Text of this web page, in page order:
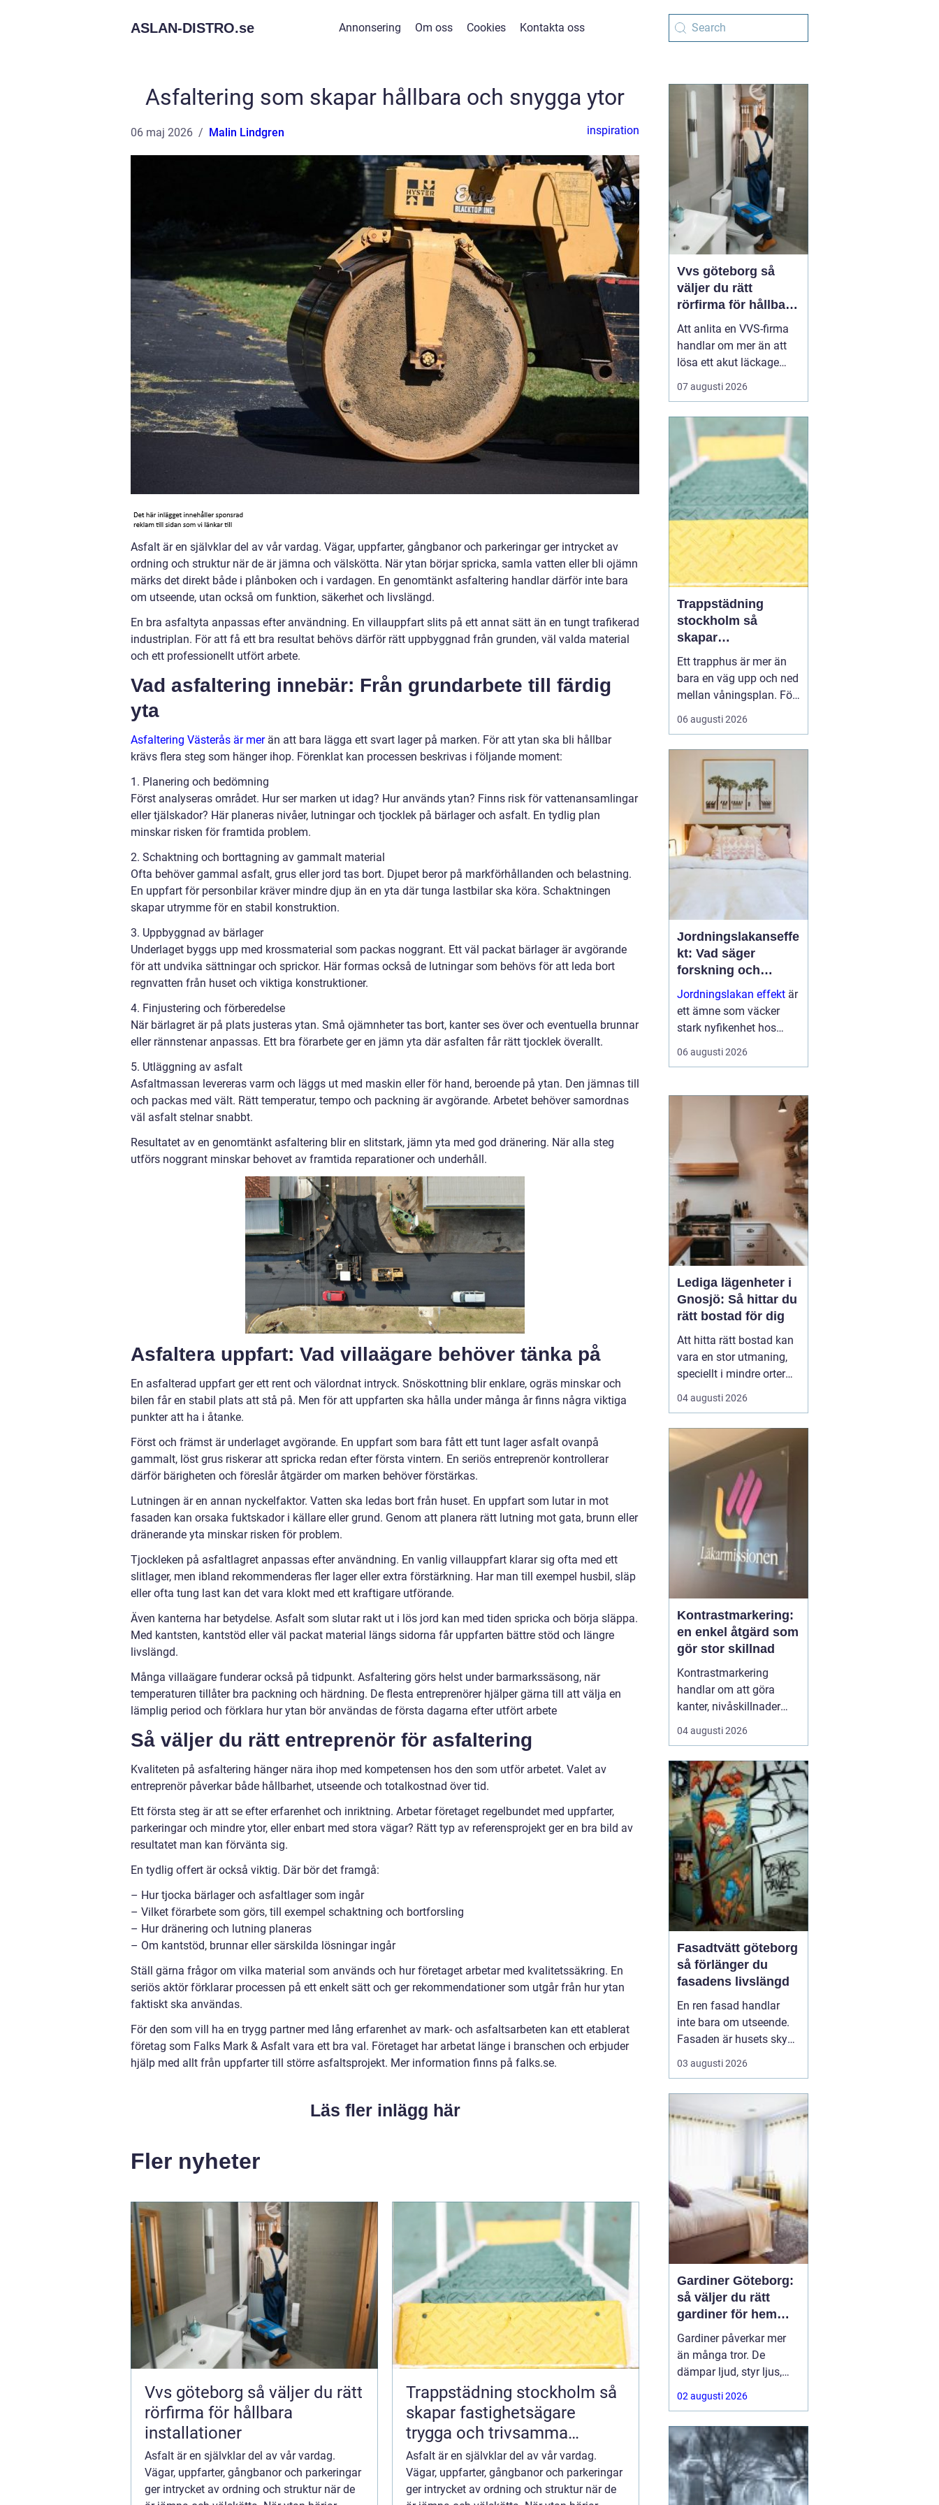
ASLAN-DISTRO.se Annonsering Om oss Cookies Kontakta oss
Asfaltering som skapar hållbara och snygga ytor
06 maj 2026 Malin Lindgren inspiration
Asfalt är en självklar del av vår vardag. Vägar, uppfarter, gångbanor och parkeringar ger intrycket av
ordning och struktur när de är jämna och välskötta. När ytan börjar spricka, samla vatten eller bli ojämn
märks det direkt både i plånboken och i vardagen. En genomtänkt asfaltering handlar därför inte bara
om utseende, utan också om funktion, säkerhet och livslängd.
En bra asfaltyta anpassas efter användning. En villauppfart slits på ett annat sätt än en tungt trafikerad
industriplan. För att få ett bra resultat behövs därför rätt uppbyggnad från grunden, väl valda material
och ett professionellt utfört arbete.
Vad asfaltering innebär: Från grundarbete till färdig
yta
Asfaltering Västerås är merän att bara lägga ett svart lager på marken. För att ytan ska bli hållbar
krävs flera steg som hänger ihop. Förenklat kan processen beskrivas i följande moment:
1. Planering och bedömning
Först analyseras området. Hur ser marken ut idag? Hur används ytan? Finns risk för vattenansamlingar
eller tjälskador? Här planeras nivåer, lutningar och tjocklek på bärlager och asfalt. En tydlig plan
minskar risken för framtida problem.
2. Schaktning och borttagning av gammalt material
Ofta behöver gammal asfalt, grus eller jord tas bort. Djupet beror på markförhållanden och belastning.
En uppfart för personbilar kräver mindre djup än en yta där tunga lastbilar ska köra. Schaktningen
skapar utrymme för en stabil konstruktion.
3. Uppbyggnad av bärlager
Underlaget byggs upp med krossmaterial som packas noggrant. Ett väl packat bärlager är avgörande
för att undvika sättningar och sprickor. Här formas också de lutningar som behövs för att leda bort
regnvatten från huset och viktiga konstruktioner.
4. Finjustering och förberedelse
När bärlagret är på plats justeras ytan. Små ojämnheter tas bort, kanter ses över och eventuella brunnar
eller rännstenar anpassas. Ett bra förarbete ger en jämn yta där asfalten får rätt tjocklek överallt.
5. Utläggning av asfalt
Asfaltmassan levereras varm och läggs ut med maskin eller för hand, beroende på ytan. Den jämnas till
och packas med vält. Rätt temperatur, tempo och packning är avgörande. Arbetet behöver samordnas
väl asfalt stelnar snabbt.
Resultatet av en genomtänkt asfaltering blir en slitstark, jämn yta med god dränering. När alla steg
utförs noggrant minskar behovet av framtida reparationer och underhåll.
Asfaltera uppfart: Vad villaägare behöver tänka på
En asfalterad uppfart ger ett rent och välordnat intryck. Snöskottning blir enklare, ogräs minskar och
bilen får en stabil plats att stå på. Men för att uppfarten ska hålla under många år finns några viktiga
punkter att ha i åtanke.
Först och främst är underlaget avgörande. En uppfart som bara fått ett tunt lager asfalt ovanpå
gammalt, löst grus riskerar att spricka redan efter första vintern. En seriös entreprenör kontrollerar
därför bärigheten och föreslår åtgärder om marken behöver förstärkas.
Lutningen är en annan nyckelfaktor. Vatten ska ledas bort från huset. En uppfart som lutar in mot
fasaden kan orsaka fuktskador i källare eller grund. Genom att planera rätt lutning mot gata, brunn eller
dränerande yta minskar risken för problem.
Tjockleken på asfaltlagret anpassas efter användning. En vanlig villauppfart klarar sig ofta med ett
slitlager, men ibland rekommenderas fler lager eller extra förstärkning. Har man till exempel husbil, släp
eller ofta tung last kan det vara klokt med ett kraftigare utförande.
Även kanterna har betydelse. Asfalt som slutar rakt ut i lös jord kan med tiden spricka och börja släppa.
Med kantsten, kantstöd eller väl packat material längs sidorna får uppfarten bättre stöd och längre
livslängd.
Många villaägare funderar också på tidpunkt. Asfaltering görs helst under barmarkssäsong, när
temperaturen tillåter bra packning och härdning. De flesta entreprenörer hjälper gärna till att välja en
lämplig period och förklara hur ytan bör användas de första dagarna efter utfört arbete
Så väljer du rätt entreprenör för asfaltering
Kvaliteten på asfaltering hänger nära ihop med kompetensen hos den som utför arbetet. Valet av
entreprenör påverkar både hållbarhet, utseende och totalkostnad över tid.
Ett första steg är att se efter erfarenhet och inriktning. Arbetar företaget regelbundet med uppfarter,
parkeringar och mindre ytor, eller enbart med stora vägar? Rätt typ av referensprojekt ger en bra bild av
resultatet man kan förvänta sig.
En tydlig offert är också viktig. Där bör det framgå:
– Hur tjocka bärlager och asfaltlager som ingår
– Vilket förarbete som görs, till exempel schaktning och bortforsling
– Hur dränering och lutning planeras
– Om kantstöd, brunnar eller särskilda lösningar ingår
Ställ gärna frågor om vilka material som används och hur företaget arbetar med kvalitetssäkring. En
seriös aktör förklarar processen på ett enkelt sätt och ger rekommendationer som utgår från hur ytan
faktiskt ska användas.
För den som vill ha en trygg partner med lång erfarenhet av mark- och asfaltsarbeten kan ett etablerat
företag som Falks Mark & Asfalt vara ett bra val. Företaget har arbetat länge i branschen och erbjuder
hjälp med allt från uppfarter till större asfaltsprojekt. Mer information finns på falks.se.
Läs fler inlägg här
Fler nyheter
Vvs göteborg så väljer du rätt
rörfirma för hållbara
installationer
Asfalt är en självklar del av vår vardag.
Vägar, uppfarter, gångbanor och parkeringar
ger intrycket av ordning och struktur när de
Trappstädning stockholm så
skapar fastighetsägare
trygga och trivsamma
trapphus
Asfalt är en självklar del av vår vardag.
Vägar, uppfarter, gångbanor och parkeringar
ger intrycket av ordning och struktur när de
Vvs göteborg så
väljer du rätt
rörfirma för hållbara
installationer
Att anlita en VVS-firma
handlar om mer än att
lösa ett akut läckage
eller byta en kran. För
många hushåll och
Göteborg är värme,
varmvatten och
avloppssystem en stor
investering som ska
fungera tryggt och
energieffektivt under
lång ...
07 augusti 2026
Trappstädning
stockholm så
skapar
fastighetsägare
trygga och
trivsamma trapphus
Ett trapphus är mer än
bara en väg upp och ned
mellan våningsplan. För
många boende är det
den första kontakten
lång dag. För besökare
ger det en snabb känsla
av hur väl fastigheten
tas om hand. När
trapphus blir smutsiga,
dammiga...
06 augusti 2026
Jordningslakanseffe
kt: Vad säger
forskning och
erfarenhet?
Jordningslakan effekt är
ett ämne som väcker
stark nyfikenhet hos
många som vill sova
bättre, få mer energi och
vardagen. Genom att ...
06 augusti 2026
Lediga lägenheter i
Gnosjö: Så hittar du
rätt bostad för dig
Att hitta rätt bostad kan
vara en stor utmaning,
speciellt i mindre orter
där utbudet kan vara
begränsat. Lediga
het potatis för den som
letar efter ett nytt boende
i denna charmiga del av
04 augusti 2026
Kontrastmarkering:
en enkel åtgärd som
gör stor skillnad
Kontrastmarkering
handlar om att göra
kanter, nivåskillnader
och glasytor tydliga med
hjälp av färg och form.
risken för olyckor och
göra miljöer mer
tillgängliga för alla sä...
04 augusti 2026
Fasadtvätt göteborg
så förlänger du
fasadens livslängd
En ren fasad handlar
inte bara om utseende.
Fasaden är husets skydd
mot regn, vind, avgaser
och påväxt som alger
och påväxt får fäste
börjar materialen slitas
kan fastighetsägare i
Göteborg ...
03 augusti 2026
Gardiner Göteborg:
så väljer du rätt
gardiner för hem
och offentlig miljö
Gardiner påverkar mer
än många tror. De
dämpar ljud, styr ljus,
ramar in utsikten och
sätter ton för hela
söker
02 augusti 2026